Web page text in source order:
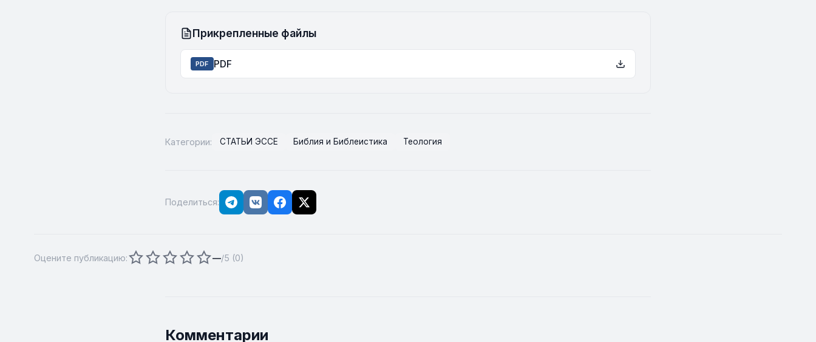
Прикрепленные файлы
PDF PDF
Категории: СТАТЬИ ЭССЕ Библия и Библеистика Теология
Поделиться:
Оцените публикацию: —/5 (0)
Комментарии